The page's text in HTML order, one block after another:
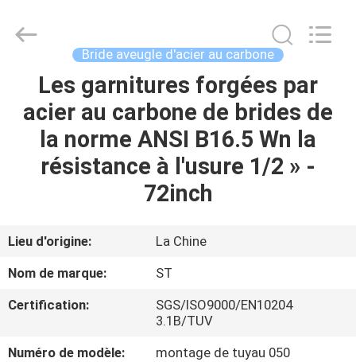
APERÇU
PRODUITS
VR
SHOW
A
PROPOS
Bride aveugle d'acier au carbone
Les garnitures forgées par
acier au carbone de brides de
la norme ANSI B16.5 Wn la
résistance à l'usure 1/2 » -
72inch
Lieu d'origine:
La Chine
Nom de marque:
ST
Certification:
SGS/ISO9000/EN10204
3.1B/TUV
Numéro de modèle:
montage de tuyau 050